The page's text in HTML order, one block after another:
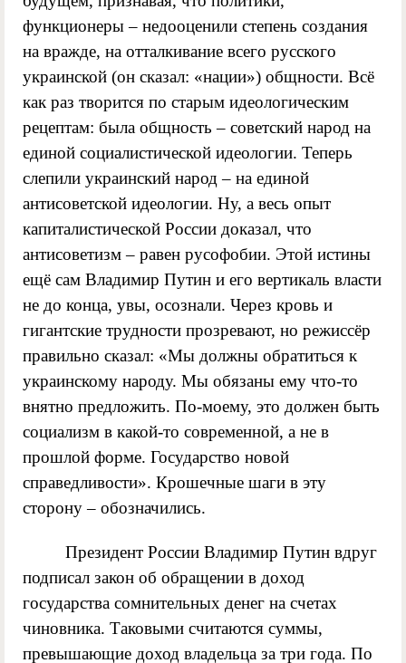
функционеры – недооценили степень создания
на вражде, на отталкивание всего русского
украинской (он сказал: «нации») общности. Всё
как раз творится по старым идеологическим
рецептам: была общность – советский народ на
единой социалистической идеологии. Теперь
слепили украинский народ – на единой
антисоветской идеологии. Ну, а весь опыт
капиталистической России доказал, что
антисоветизм – равен русофобии. Этой истины
ещё сам Владимир Путин и его вертикаль власти
не до конца, увы, осознали. Через кровь и
гигантские трудности прозревают, но режиссёр
правильно сказал: «Мы должны обратиться к
украинскому народу. Мы обязаны ему что-то
внятно предложить. По-моему, это должен быть
социализм в какой-то современной, а не в
прошлой форме. Государство новой
справедливости». Крошечные шаги в эту
сторону – обозначились.
Президент России Владимир Путин вдруг
подписал закон об обращении в доход
государства сомнительных денег на счетах
чиновника. Таковыми считаются суммы,
превышающие доход владельца за три года. По